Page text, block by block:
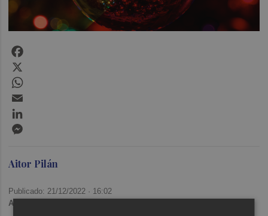
Aitor Pilán
Publicado: 21/12/2022 · 16:02
Actualizado: 21/12/2022 · 16:06